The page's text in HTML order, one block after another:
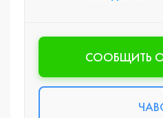
CООБЩИТЬ